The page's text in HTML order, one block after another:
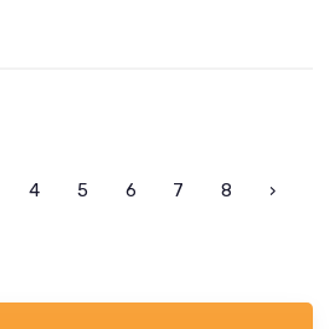
4 5 6 7 8 ›